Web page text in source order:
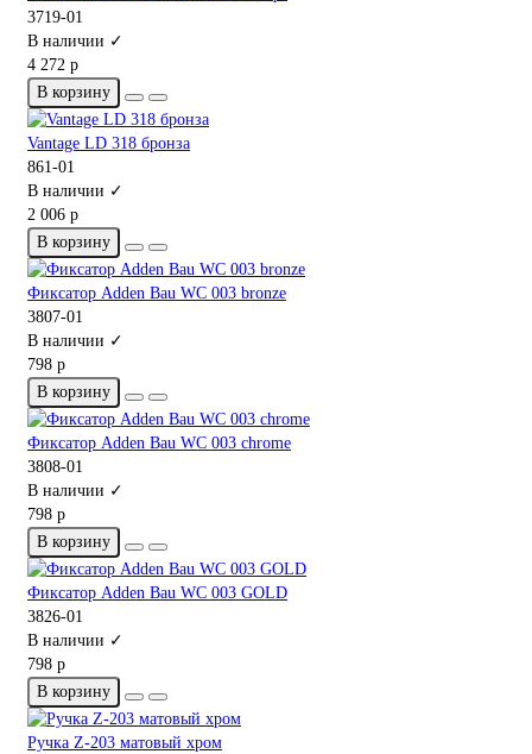
3719-01
В наличии ✓
4 272 р
В корзину
Vantage LD 318 бронза
861-01
В наличии ✓
2 006 р
В корзину
Фиксатор Adden Bau WC 003 bronze
3807-01
В наличии ✓
798 р
В корзину
Фиксатор Adden Bau WC 003 chrome
3808-01
В наличии ✓
798 р
В корзину
Фиксатор Adden Bau WC 003 GOLD
3826-01
В наличии ✓
798 р
В корзину
Ручка Z-203 матовый хром